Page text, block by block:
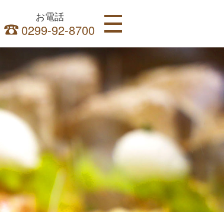
お電話
0299-92-8700
HOME
INFORMATION
ITALIAN
CAKE
CONTACT
ITALIAN
LUNCH
DINNER